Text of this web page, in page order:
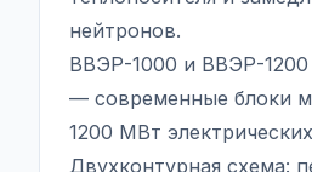
нейтронов.
ВВЭР-1000 и ВВЭР-1200
— современные блоки
1200 МВт
Двухконтурная схема: